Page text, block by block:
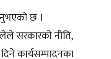
छ ।
सरकारको नीति,
कार्यसम्पादनका